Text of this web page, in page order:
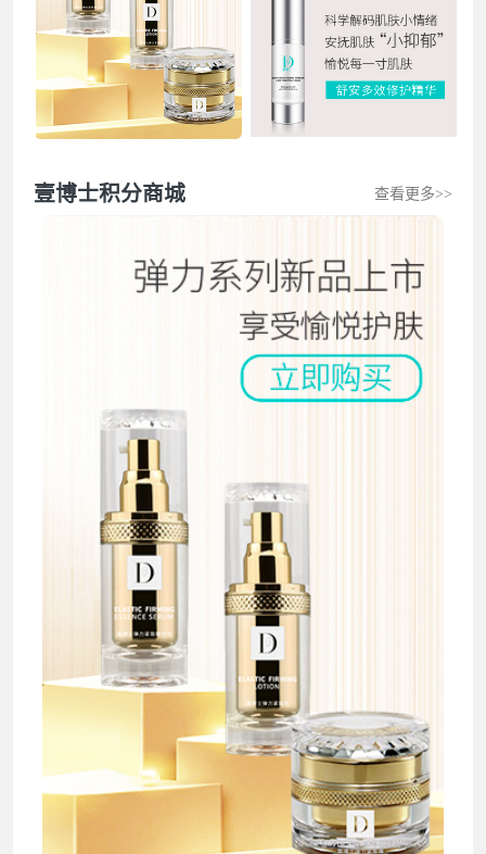
周冰丽 发表壹圈：玻尿酸吸收贼快，补水简直不要太6
莫娇发表壹圈：用了特护乳，皮肤越来越好
小提 发表壹圈：壹博士真的会让肌肤稳定
壹博士积分商城 查看更多>>